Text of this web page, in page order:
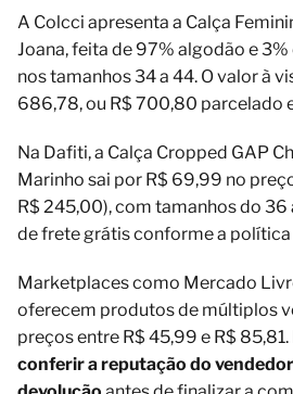
A Colcci apresenta a Calça
Joana, feita de 97% algodão e
nos tamanhos 34 a 44. O valor à
686,78, ou R$ 700,80 parcelado
Na Dafiti, a Calça Cropped GAP
Marinho sai por R$ 69,99 no
R$ 245,00), com tamanhos do
de frete grátis conforme a política
Marketplaces como Mercado
oferecem produtos de múltiplos
preços entre R$ 45,99 e R$ 85,81.
conferir a reputação do